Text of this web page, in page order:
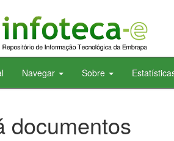
Navegar Sobre
documentos